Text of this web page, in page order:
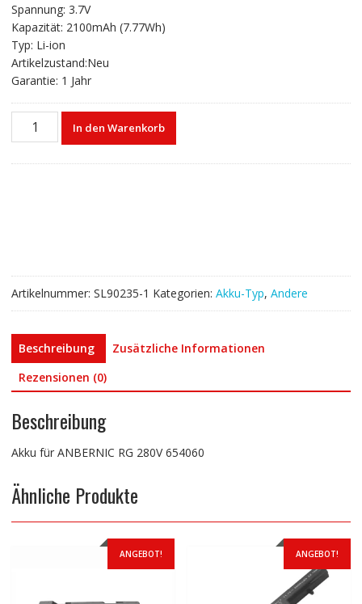
Spannung: 3.7V
Kapazität: 2100mAh (7.77Wh)
Typ: Li-ion
Artikelzustand:Neu
Garantie: 1 Jahr
Akku
In den Warenkorb
Artikelnummer: SL90235-1 Kategorien: Akku-Typ, Andere
Beschreibung
Zusätzliche Informationen
Rezensionen (0)
Beschreibung
Akku für ANBERNIC RG 280V 654060
Ähnliche Produkte
ANGEBOT! ANGEBOT!